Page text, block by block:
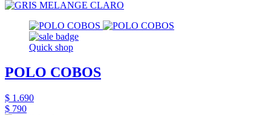
Quick shop
POLO COBOS
$ 1.690
$ 790